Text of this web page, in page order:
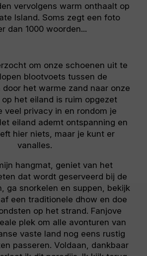
vervolgens warm onthaalt op
Island. Soms zegt een foto
dan 1000 woorden...
om onze schoenen uit te
blootvoets tussen de
door het warme zand naar onze
op het eiland is ruim opgezet
veel privacy in en rondom je
eiland ademt ontspanning en
hier niets, maar je kunt er
vanalles.
hangmat, geniet van het
dat wordt geserveerd bij de
ga snorkelen en suppen, bekijk
een traditionele dhow en doe
op het strand. Fanjove
plek om alle avonturen van
vaste land nog eens rustig
passeren. Voldaan, dankbaar